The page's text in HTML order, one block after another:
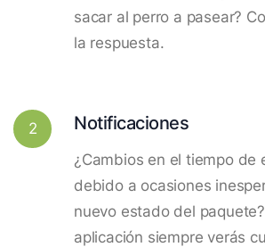
sacar al perro a pasear?
la respuesta.
2 Notificaciones
¿Cambios en el tiempo de
debido a ocasiones
nuevo estado del
aplicación siempre verás